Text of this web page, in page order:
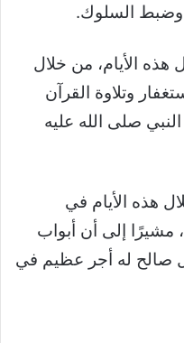
وضبط السلوك.
هذه الأيام، من خلال
وتلاوة القرآن
صلى الله عليه
هذه الأيام في
مشيرًا إلى أن أبواب
صالح له أجر عظيم في